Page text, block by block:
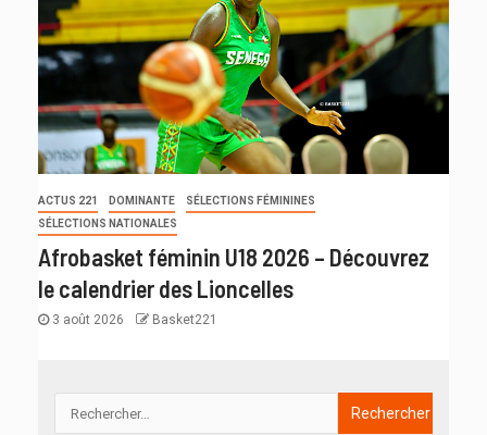
ACTUS 221 DOMINANTE
SÉLECTIONS FÉMININES
SÉLECTIONS NATIONALES
Afrobasket féminin U18 2026 – Découvrez
le calendrier des Lioncelles
3 août 2026 Basket221